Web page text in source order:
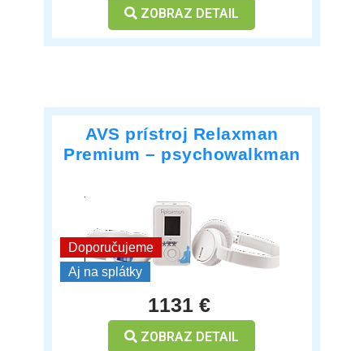
ZOBRAZ DETAIL
AVS prístroj Relaxman
Premium – psychowalkman
Doporučujeme
Aj na splátky
***
1131 €
ZOBRAZ DETAIL